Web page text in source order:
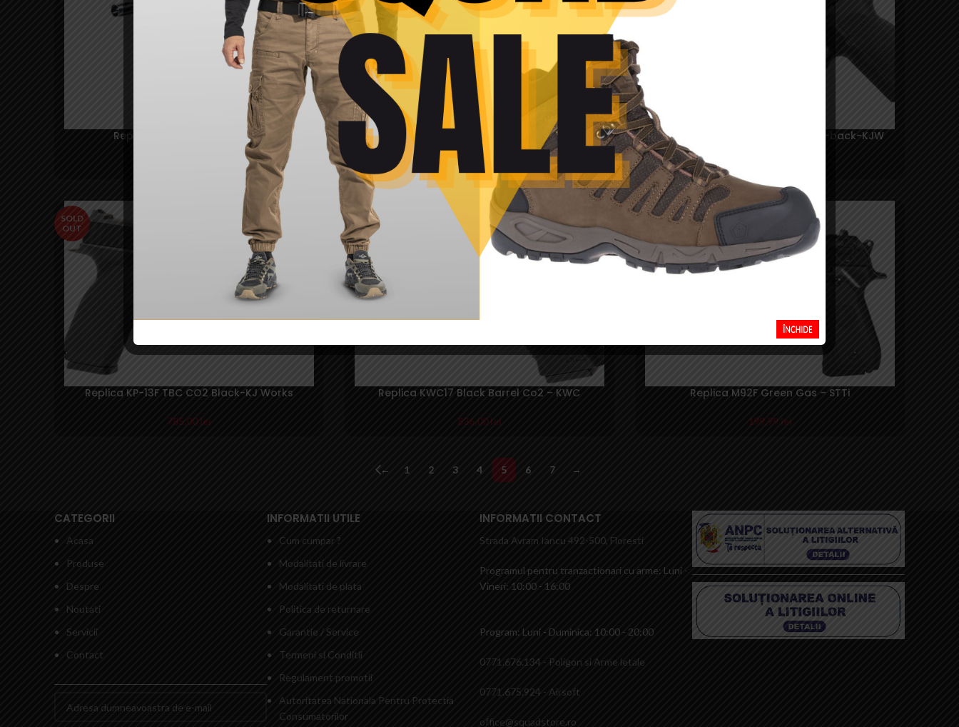
Replica H&K MP5 K – Umarex Replica HW G17 manuala – ASG
104,99
Contine Oferta
Replica KP-13 Custom CO2 blow-back-KJW
SOLD
OUT
Contine Oferta
Replica KP-13F TBC CO2 Black-KJ Works
785,00lei
SOLD
OUT
Contine Oferta
Replica KWC17 Black Barrel Co2 – KWC
836,00 lei
SOLD
Replica M92F Green Gas – STTi
199,99 lei
← 1 2 3 4 5 6 7 →
CATEGORII
Acasa
Produse
Despre
Noutati
Servicii
Contact
INFORMATII UTILE
Cum cumpar ?
Modalitati de livrare
Modalitati de plata
Politica de returnare
Garantie / Service
Termeni si Conditii
Regulament promotii
Autoritatea Nationala Pentru Protectia
Consumatorilor
INFORMATII CONTACT
Strada Avram Iancu 492-500, Floresti
Programul pentru tranzactionari cu arme: Luni -
Vineri: 10:00 - 16:00
Program: Luni - Duminica: 10:00 - 20:00
0771.676.134 - Poligon si Arme letale
0771.675.924 - Airsoft
office@squadstore.ro